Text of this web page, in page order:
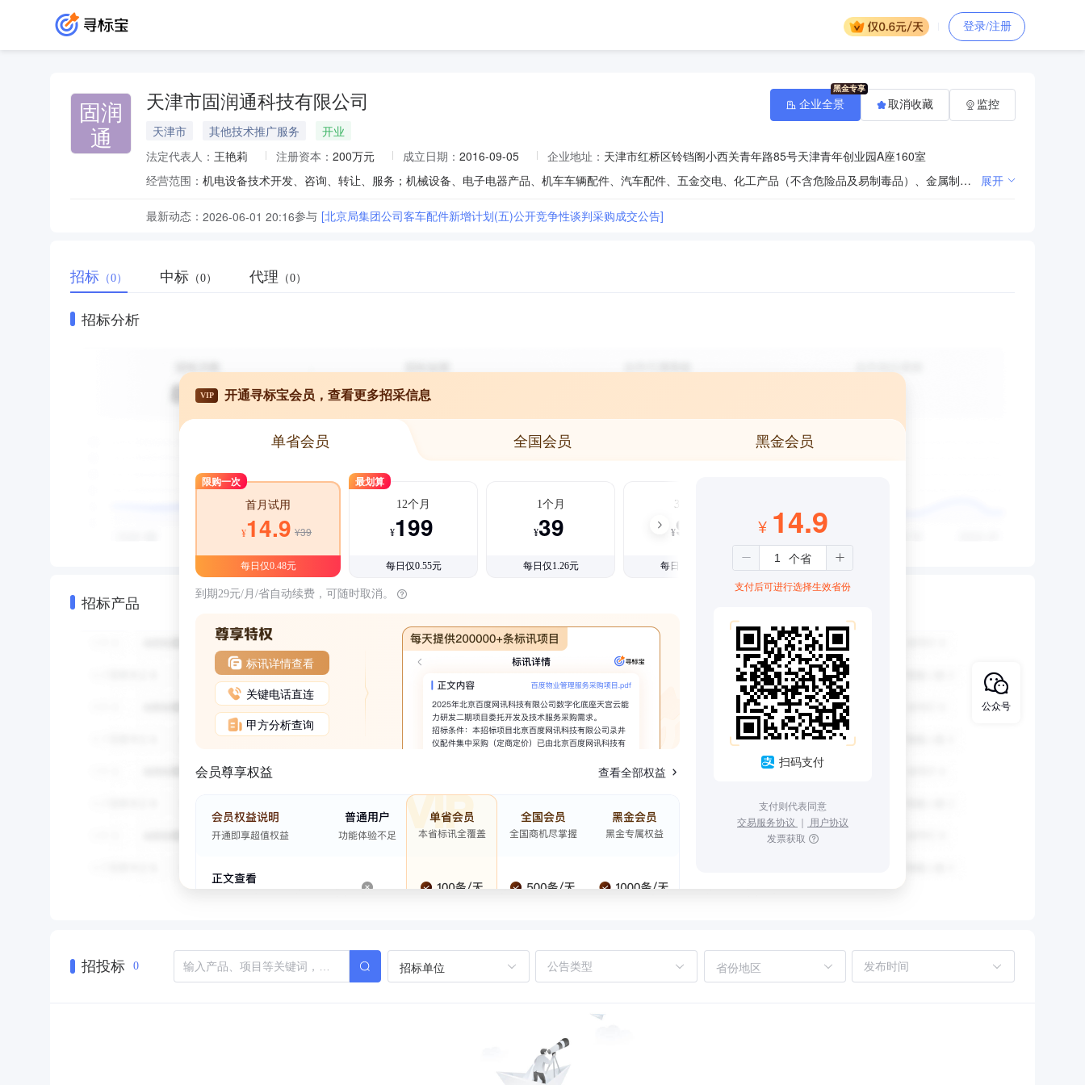
登录/注册
固润
通
天津市固润通科技有限公司
天津市 其他技术推广服务
开业
法定代表人： 王艳莉 注册资本： 200万元 成立日期： 2016-09-05 企业地址： 天津市红桥区铃铛阁小西关青年路85号天津青年创业园A座160室
经营范围：
机电设备技术开发、咨询、转让、服务；机械设备、电子电器产品、机车车辆配件、汽车配件、五金交电、化工产品（不含危险品及易制毒品）、金属制品、金属材料、橡胶制品、日用百货、劳动保护用品、化妆品、计算机软硬件及辅助设备、办公用品、筑路机械、机电产品的批发兼零售（含网上经营）；机车车辆配件、机械设备、电子电器产品维修（限上门服务）。（依法须经批准的项目，经相关部门批准后方可开展经营活动） 展开
最新动态： 2026-06-01 20:16参与 [北京局集团公司客车配件新增计划(五)公开竞争性谈判采购成交公告]
企业全景 取消收藏 监控
招标 （0） 中标 （0） 代理 （0）
招标分析
招标产品
VIP 开通寻标宝会员，查看更多招采信息
单省会员 全国会员 黑金会员
限购一次
首月试用
¥14.9 ¥39
每日仅0.48元
最划算
12个月
¥199
每日仅0.55元
1个月
¥39
每日仅1.26元
3个月
¥99
每日仅1.08元
到期29元/月/省自动续费，可随时取消。
标讯详情查看
关键电话直连
甲方分析查询
会员尊享权益 查看全部权益
¥ 14.9
支付后可进行选择生效省份
扫码支付
支付则代表同意
交易服务协议 ｜ 用户协议
发票获取
招投标 0 招标单位 省份地区
公众号